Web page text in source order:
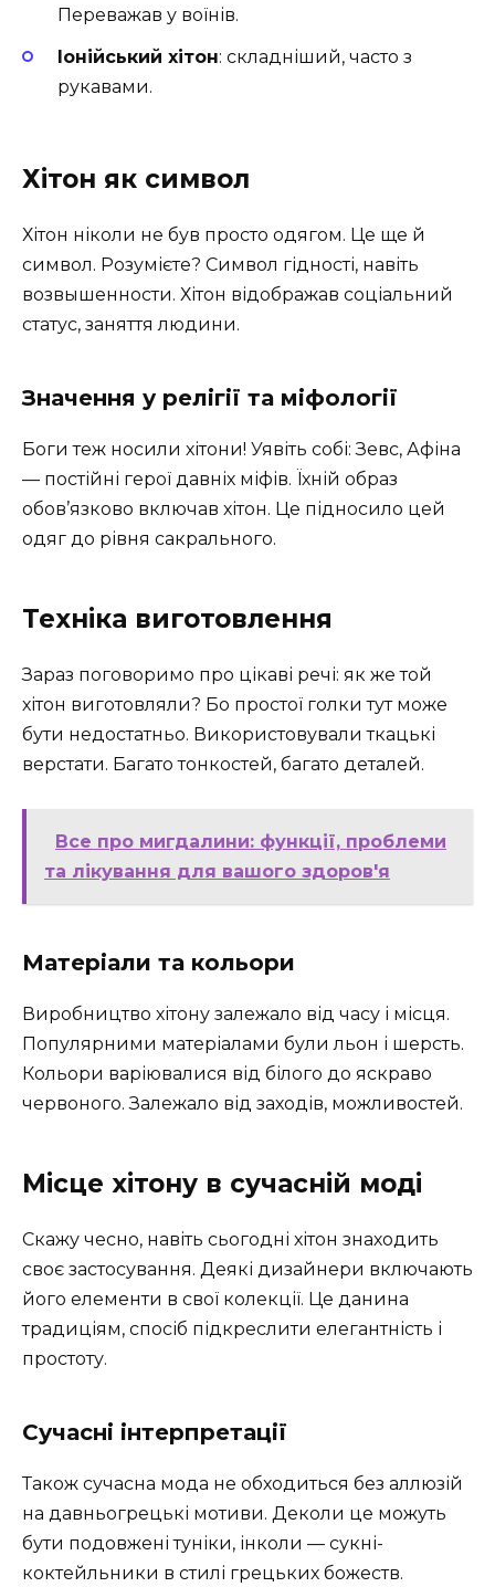
Переважав у воїнів.
Іонійський хітон: складніший, часто з
рукавами.
Хітон як символ
Хітон ніколи не був просто одягом. Це ще й
символ. Розумієте? Символ гідності, навіть
возвышенности. Хітон відображав соціальний
статус, заняття людини.
Значення у релігії та міфології
Боги теж носили хітони! Уявіть собі: Зевс, Афіна
— постійні герої давніх міфів. Їхній образ
обов’язково включав хітон. Це підносило цей
одяг до рівня сакрального.
Техніка виготовлення
Зараз поговоримо про цікаві речі: як же той
хітон виготовляли? Бо простої голки тут може
бути недостатньо. Використовували ткацькі
верстати. Багато тонкостей, багато деталей.
Все про мигдалини: функції, проблеми
та лікування для вашого здоров'я
Матеріали та кольори
Виробництво хітону залежало від часу і місця.
Популярними матеріалами були льон і шерсть.
Кольори варіювалися від білого до яскраво
червоного. Залежало від заходів, можливостей.
Місце хітону в сучасній моді
Скажу чесно, навіть сьогодні хітон знаходить
своє застосування. Деякі дизайнери включають
його елементи в свої колекції. Це данина
традиціям, спосіб підкреслити елегантність і
простоту.
Сучасні інтерпретації
Також сучасна мода не обходиться без аллюзій
на давньогрецькі мотиви. Деколи це можуть
бути подовжені туніки, інколи — сукні-
коктейльники в стилі грецьких божеств.